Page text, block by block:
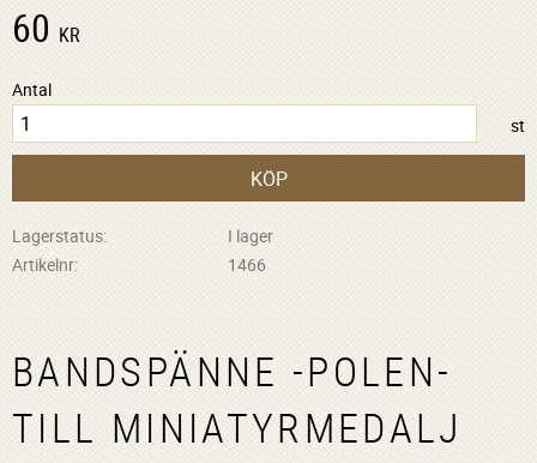
60 KR
Antal
st
KÖP
Lagerstatus
I lager
Artikelnr
1466
BANDSPÄNNE -POLEN-
TILL MINIATYRMEDALJ